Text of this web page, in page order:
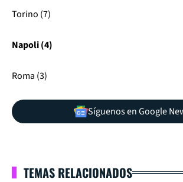
Torino (7)
Napoli (4)
Roma (3)
Síguenos en Google
TEMAS RELACIONADOS